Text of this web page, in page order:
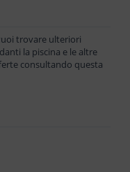
trovare ulteriori
la piscina e le altre
consultando questa